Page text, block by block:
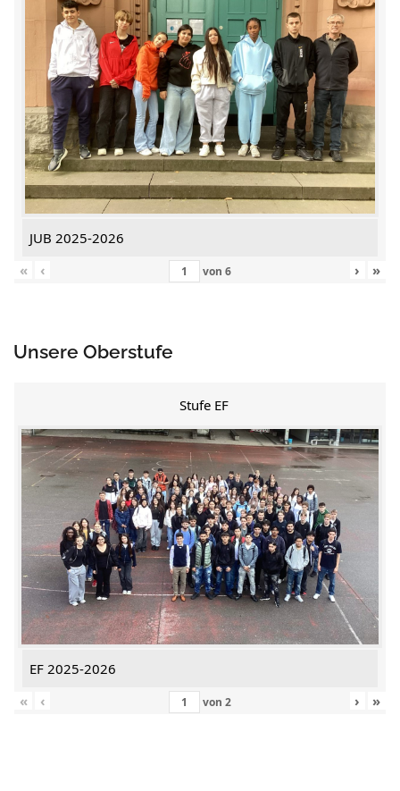
JUB 2025-2026
«
‹ von 6 › »
Unsere Oberstufe
Stufe EF
EF 2025-2026
«
‹ von 2 › »